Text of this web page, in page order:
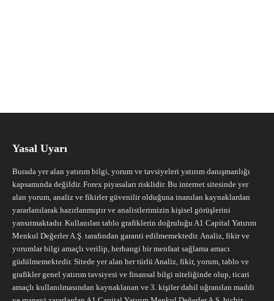
Yasal Uyarı
Burada yer alan yatırım bilgi, yorum ve tavsiyeleri yatırım danışmanlığı
kapsamında değildir. Forex piyasaları risklidir. Bu internet sitesinde yer
alan yorum, analiz ve fikirler güvenilir olduğuna inanılan kaynaklardan
yararlanılarak hazırlanmıştır ve analistlerimizin kişisel görüşlerini
yansıtmaktadır. Kullanılan tablo grafiklerin doğruluğu A1 Capital Yatırım
Menkul Değerler A.Ş. tarafından garanti edilmemektedir. Analiz, fikir ve
yorumlar bilgi amaçlı verilip, herhangi bir menfaat sağlama amacı
güdülmemektedir. Sitede yer alan her türlü Analiz, fikir, yorum, tablo ve
grafikler genel yatırım tavsiyesi ve finansal bilgi niteliğinde olup, ticari
amaçlı kullanılmasından kaynaklanan ve 3. kişiler dahil uğranılan maddi